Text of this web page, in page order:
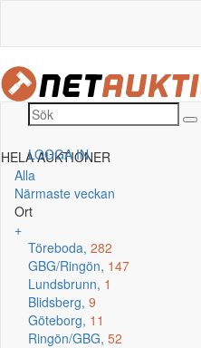
LOGGA IN
HELA AUKTIONER
Alla
Närmaste veckan
Ort
+
Töreboda, 282
GBG/Ringön, 147
Lundsbrunn, 1
Blidsberg, 9
Göteborg, 11
Ringön/GBG, 52